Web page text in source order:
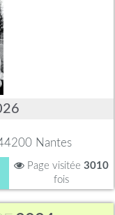
Nantes
Page visitée 3010
fois